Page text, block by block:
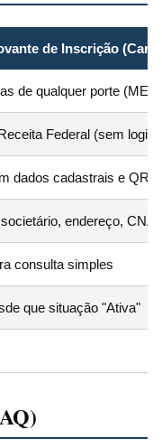
de Inscrição
de qualquer porte (ME,
Federal (sem login)
dados cadastrais e QR
endereço,
consulta simples
que situação "Ativa"